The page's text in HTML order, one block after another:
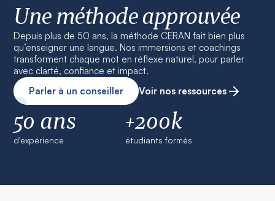
Une méthode approuvée
Depuis plus de 50 ans, la méthode CERAN fait bien plus
qu’enseigner une langue. Nos immersions et coachings
transforment chaque mot en réflexe naturel, pour parler
avec clarté, confiance et impact.
Parler à un conseiller
Voir nos ressources
50 ans
d'expérience
+200k
étudiants formés